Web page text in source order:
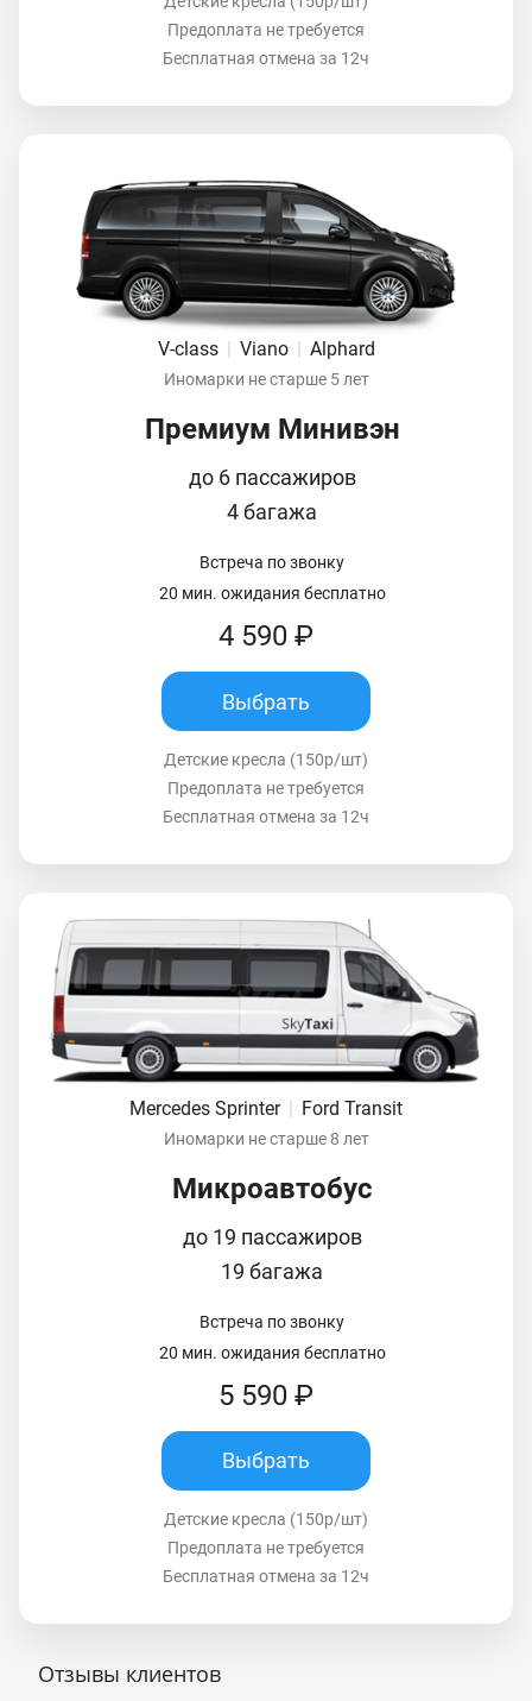
Предоплата не требуется
Бесплатная отмена за 12ч
V-class Viano Alphard
Иномарки не старше 5 лет
Премиум Минивэн
до 6 пассажиров
4 багажа
Встреча по звонку
20 мин. ожидания бесплатно
4 590 ₽
Выбрать
Детские кресла (150р/шт)
Предоплата не требуется
Бесплатная отмена за 12ч
Mercedes Sprinter | Ford Transit
Иномарки не старше 8 лет
Микроавтобус
до 19 пассажиров
19 багажа
Встреча по звонку
20 мин. ожидания бесплатно
5 590 ₽
Выбрать
Детские кресла (150р/шт)
Предоплата не требуется
Бесплатная отмена за 12ч
Отзывы клиентов